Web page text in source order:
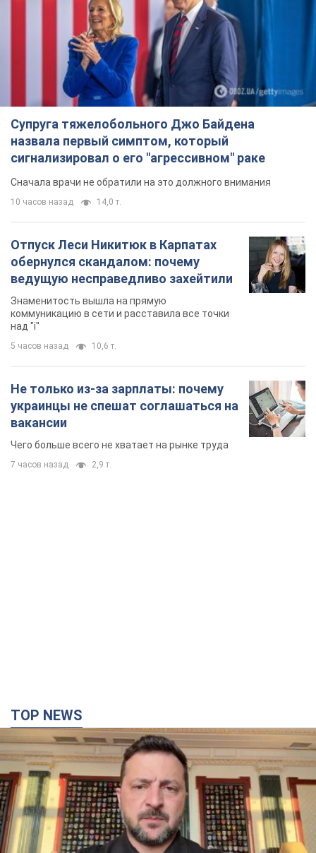
Супруга тяжелобольного Джо Байдена
назвала первый симптом, который
сигнализировал о его "агрессивном" раке
Сначала врачи не обратили на это должного внимания
10 часов назад 14,0 т.
Отпуск Леси Никитюк в Карпатах
обернулся скандалом: почему
ведущую несправедливо захейтили
Знаменитость вышла на прямую
коммуникацию в сети и расставила все точки
над "i"
5 часов назад 10,6 т.
Не только из-за зарплаты: почему
украинцы не спешат соглашаться на
вакансии
Чего больше всего не хватает на рынке труда
7 часов назад 2,9 т.
TOP NEWS